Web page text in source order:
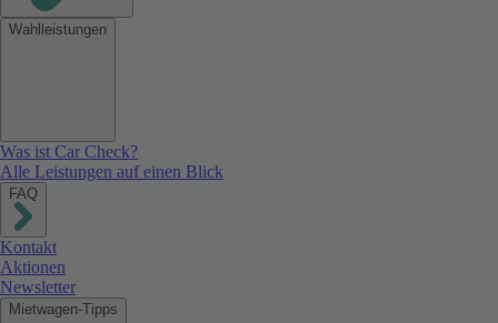
Wahlleistungen
Was ist Car Check?
Alle Leistungen auf einen Blick
FAQ
Kontakt
Aktionen
Newsletter
Mietwagen-Tipps